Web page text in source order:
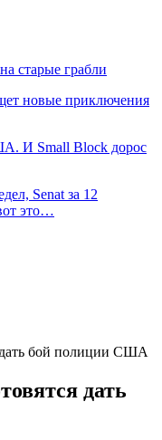
старые грабли
новые приключения
И Small Block дорос
Senat за 12
это…
дать бой полиции США
дать